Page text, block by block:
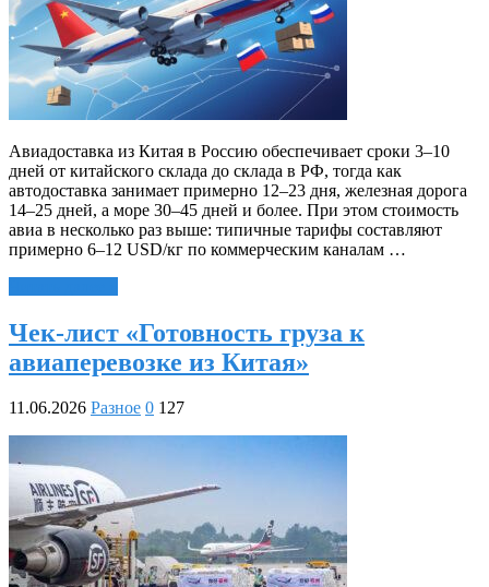
Авиадоставка из Китая в Россию обеспечивает сроки 3–10
дней от китайского склада до склада в РФ, тогда как
автодоставка занимает примерно 12–23 дня, железная дорога
14–25 дней, а море 30–45 дней и более. При этом стоимость
авиа в несколько раз выше: типичные тарифы составляют
примерно 6–12 USD/кг по коммерческим каналам …
Чек-лист «Готовность груза к
авиаперевозке из Китая»
11.06.2026 Разное 0 127